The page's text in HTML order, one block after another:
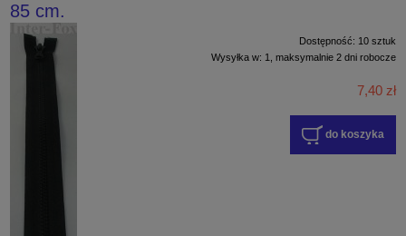
85 cm.
Dostępność: 10 sztuk
Wysyłka w: 1, maksymalnie 2 dni robocze
7,40 zł
do koszyka